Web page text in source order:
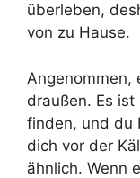
überleben,
von zu Hause.
Angenommen,
draußen. Es ist
finden, und du
dich vor der
ähnlich. Wenn